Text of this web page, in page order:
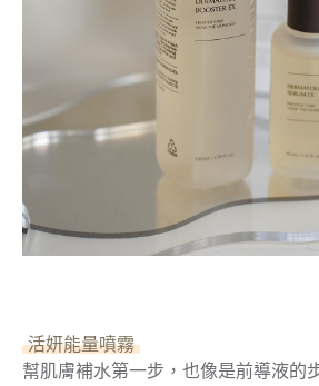
活妍能量噴霧
幫肌膚補水第一步，也像是前導液的